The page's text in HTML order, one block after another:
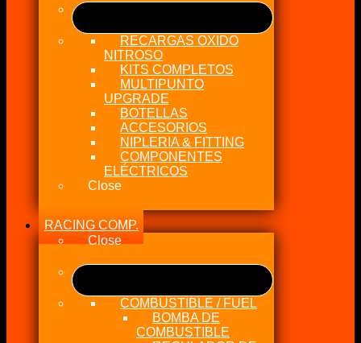
RECARGAS OXIDO
NITROSO
KITS COMPLETOS
MULTIPUNTO
UPGRADE
BOTELLAS
ACCESORIOS
NIPLERIA & FITTING
COMPONENTES
ELÉCTRICOS
Close
RACING COMP.
Close
COMBUSTIBLE / FUEL
BOMBA DE
COMBUSTIBLE